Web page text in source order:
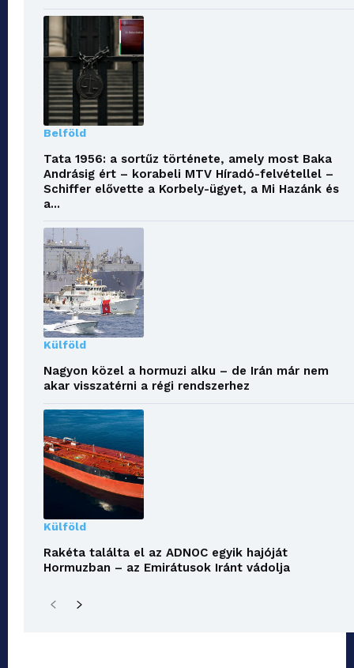
Belföld
Tata 1956: a sortűz története, amely most Baka
Andrásig ért – korabeli MTV Híradó-felvétellel –
Schiffer elővette a Korbely-ügyet, a Mi Hazánk és
a...
Külföld
Nagyon közel a hormuzi alku – de Irán már nem
akar visszatérni a régi rendszerhez
Külföld
Rakéta találta el az ADNOC egyik hajóját
Hormuzban – az Emirátusok Iránt vádolja